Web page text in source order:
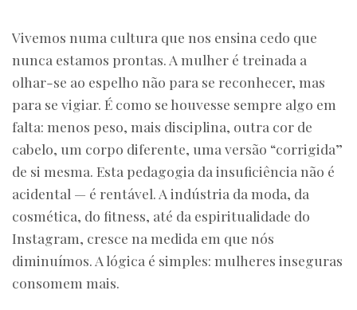
Vivemos numa cultura que nos ensina cedo que
nunca estamos prontas. A mulher é treinada a
olhar-se ao espelho não para se reconhecer, mas
para se vigiar. É como se houvesse sempre algo em
falta: menos peso, mais disciplina, outra cor de
cabelo, um corpo diferente, uma versão “corrigida”
de si mesma. Esta pedagogia da insuficiência não é
acidental — é rentável. A indústria da moda, da
cosmética, do fitness, até da espiritualidade do
Instagram, cresce na medida em que nós
diminuímos. A lógica é simples: mulheres inseguras
consomem mais.